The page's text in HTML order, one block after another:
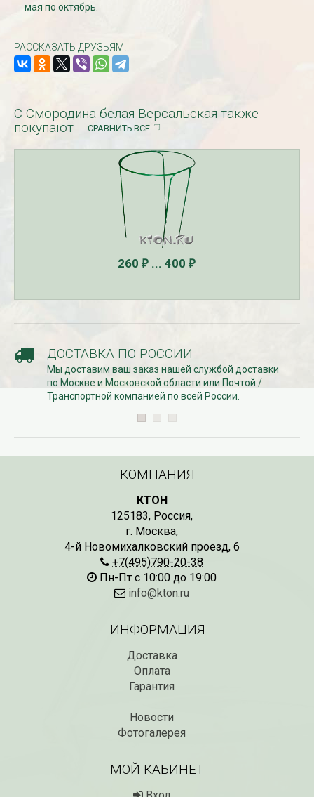
мая по октябрь.
РАССКАЗАТЬ ДРУЗЬЯМ!
С Смородина белая Версальская также
покупают
СРАВНИТЬ ВСЕ
260 ₽... 400 ₽
ДОСТАВКА ПО РОССИИ
Мы доставим ваш заказ нашей службой доставки
по Москве и Московской области или Почтой /
Транспортной компанией по всей России.
КОМПАНИЯ
КТОН
125183, Россия,
г. Москва,
4-й Новомихалковский проезд, 6
+7(495)790-20-38
Пн-Пт с 10:00 до 19:00
info@kton.ru
ИНФОРМАЦИЯ
Доставка
Оплата
Гарантия
Новости
Фотогалерея
МОЙ КАБИНЕТ